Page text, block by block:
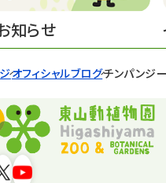
オフィシャルブログチンパンジ
知らせ